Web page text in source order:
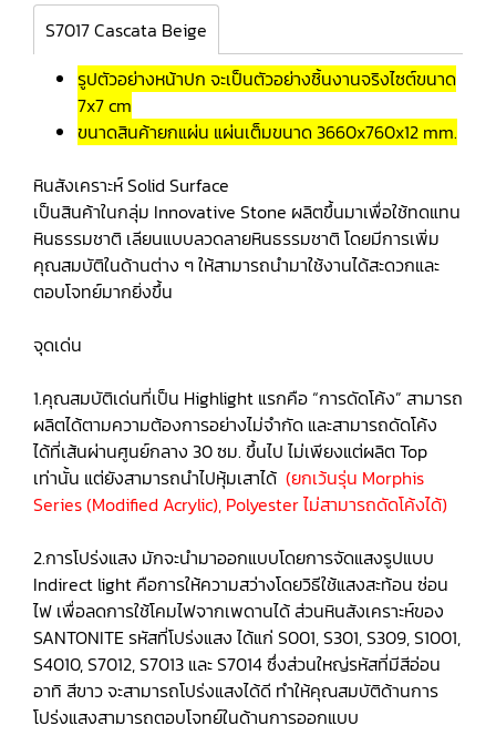
S7017 Cascata Beige
รูปตัวอย่างหน้าปก จะเป็นตัวอย่างชิ้นงานจริงไซต์ขนาด
7x7 cm
ขนาดสินค้ายกแผ่น แผ่นเต็มขนาด 3660x760x12 mm.
หินสังเคราะห์ Solid Surface
เป็นสินค้าในกลุ่ม Innovative Stone ผลิตขึ้นมาเพื่อใช้ทดแทน
หินธรรมชาติ เลียนแบบลวดลายหินธรรมชาติ โดยมีการเพิ่ม
คุณสมบัติในด้านต่าง ๆ ให้สามารถนำมาใช้งานได้สะดวกและ
ตอบโจทย์มากยิ่งขึ้น
จุดเด่น
1.คุณสมบัติเด่นที่เป็น Highlight แรกคือ “การดัดโค้ง” สามารถ
ผลิตได้ตามความต้องการอย่างไม่จำกัด และสามารถดัดโค้ง
ได้ที่เส้นผ่านศูนย์กลาง 30 ซม. ขึ้นไป ไม่เพียงแต่ผลิต Top
เท่านั้น แต่ยังสามารถนำไปหุ้มเสาได้ (ยกเว้นรุ่น Morphis
Series (Modified Acrylic), Polyester ไม่สามารถดัดโค้งได้)
2.การโปร่งแสง มักจะนำมาออกแบบโดยการจัดแสงรูปแบบ
Indirect light คือการให้ความสว่างโดยวิธีใช้แสงสะท้อน ซ่อน
ไฟ เพื่อลดการใช้โคมไฟจากเพดานได้ ส่วนหินสังเคราะห์ของ
SANTONITE รหัสที่โปร่งแสง ได้แก่ S001, S301, S309, S1001,
S4010, S7012, S7013 และ S7014 ซึ่งส่วนใหญ่รหัสที่มีสีอ่อน
อาทิ สีขาว จะสามารถโปร่งแสงได้ดี ทำให้คุณสมบัติด้านการ
โปร่งแสงสามารถตอบโจทย์ในด้านการออกแบบ